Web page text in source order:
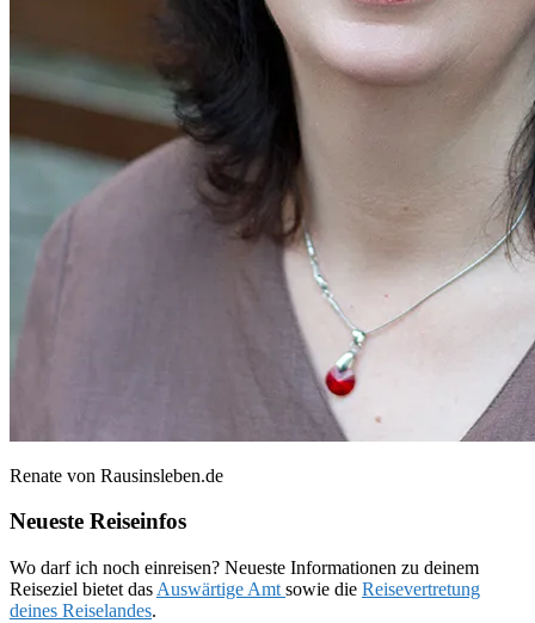
Renate von Rausinsleben.de
Neueste Reiseinfos
Wo darf ich noch einreisen? Neueste Informationen zu deinem
Reiseziel bietet das Auswärtige Amt sowie die Reisevertretung
deines Reiselandes.